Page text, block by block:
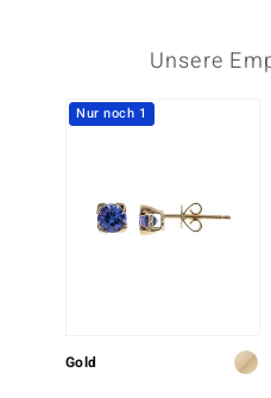
Unsere
Nur noch 1
Gold